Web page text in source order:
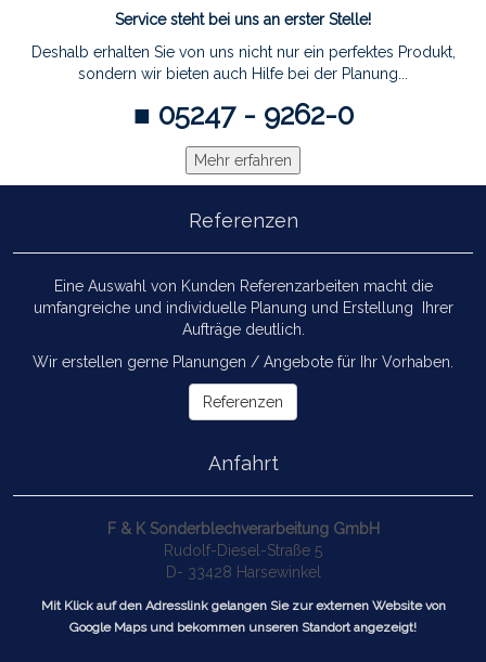
Service steht bei uns an erster Stelle!
Deshalb erhalten Sie von uns nicht nur ein perfektes Produkt,
sondern wir bieten auch Hilfe bei der Planung...
■ 05247 - 9262-0
Referenzen
Eine Auswahl von Kunden Referenzarbeiten macht die
umfangreiche und individuelle Planung und Erstellung Ihrer
Aufträge deutlich.
Wir erstellen gerne Planungen / Angebote für Ihr Vorhaben.
Referenzen
Anfahrt
F & K Sonderblechverarbeitung GmbH
Rudolf-Diesel-Straße 5
D- 33428 Harsewinkel
Mit Klick auf den Adresslink gelangen Sie zur externen Website von
Google Maps und bekommen unseren Standort angezeigt!